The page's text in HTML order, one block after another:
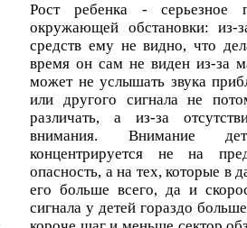
Рост ребенка - серьезное
окружающей обстановки: из-
средств ему не видно, что
время он сам не виден из-за
может не услышать звука
или другого сигнала не
различать, а из-за
внимания. Внимание
концентрируется не на
опасность, а на тех, которые в
его больше всего, да и
сигнала у детей гораздо